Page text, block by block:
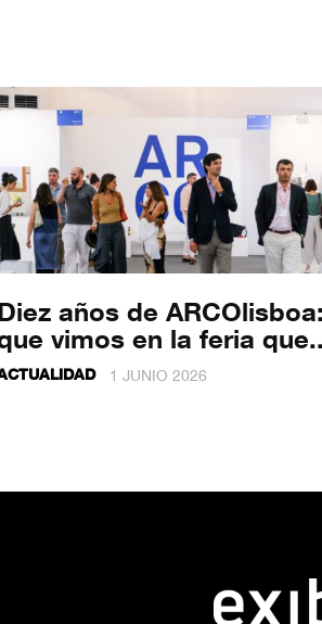
años de
vimos en la feria
1 JUNIO 2026